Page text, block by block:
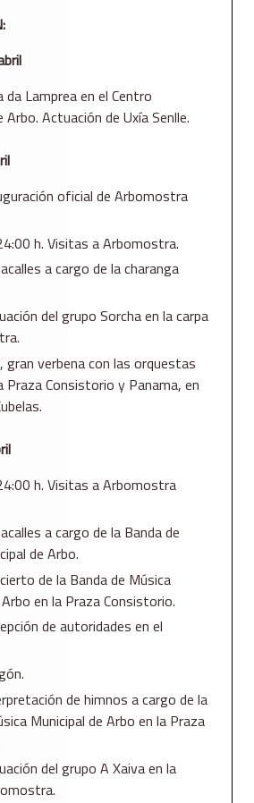
da Lamprea en el Centro
Actuación de Uxía Senlle.
oficial de Arbomostra
h. Visitas a Arbomostra.
a cargo de la charanga
del grupo Sorcha en la carpa
gran verbena con las orquestas
Praza Consistorio y Panama, en
h. Visitas a Arbomostra
a cargo de la Banda de
de Arbo.
de la Banda de Música
en la Praza Consistorio.
de autoridades en el
de himnos a cargo de la
Municipal de Arbo en la Praza
del grupo A Xaiva en la